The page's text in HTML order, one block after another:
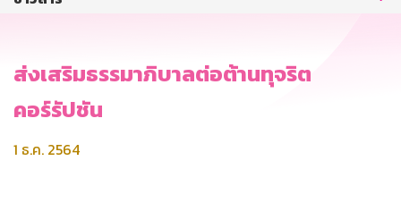
ส่งเสริมธรรมาภิบาลต่อต้านทุจริต
คอร์รัปชัน
1 ธ.ค. 2564